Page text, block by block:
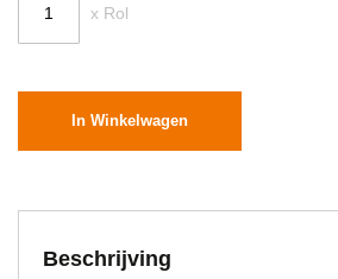
x Rol
In Winkelwagen
Beschrijving